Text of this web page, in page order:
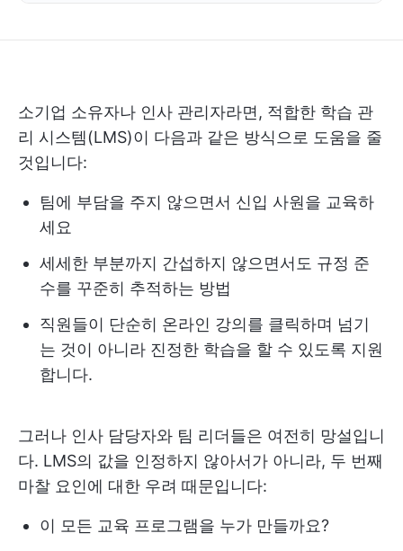
소기업 소유자나 인사 관리자라면, 적합한 학습 관
리 시스템(LMS)이 다음과 같은 방식으로 도움을 줄
것입니다:
팀에 부담을 주지 않으면서 신입 사원을 교육하
세요
세세한 부분까지 간섭하지 않으면서도 규정 준
수를 꾸준히 추적하는 방법
직원들이 단순히 온라인 강의를 클릭하며 넘기
는 것이 아니라 진정한 학습을 할 수 있도록 지원
합니다.
그러나 인사 담당자와 팀 리더들은 여전히 망설입니
다. LMS의 값을 인정하지 않아서가 아니라, 두 번째
마찰 요인에 대한 우려 때문입니다:
이 모든 교육 프로그램을 누가 만들까요?